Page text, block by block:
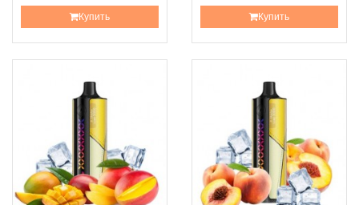
Купить Купить